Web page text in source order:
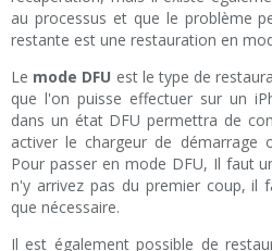
au processus et que le problème
restante est une restauration en
Le mode DFU est le type de
que l'on puisse effectuer sur un
dans un état DFU permettra de
activer le chargeur de démarrage
Pour passer en mode DFU, Il faut
n'y arrivez pas du premier coup, il
que nécessaire.
Il est également possible de